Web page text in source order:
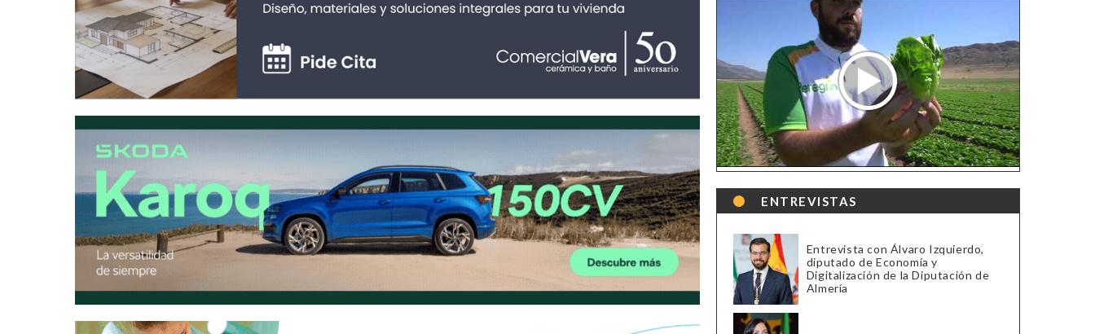
ENTREVISTAS
Entrevista con Álvaro Izquierdo,
diputado de Economía y
Digitalización de la Diputación de
Almería